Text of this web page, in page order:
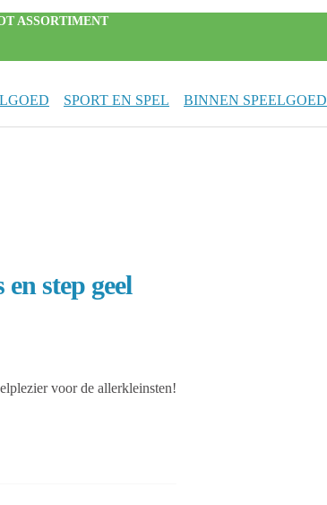
ASSORTIMENT
SPORT EN SPEL BINNEN SPEELGOED
step geel
voor de allerkleinsten!